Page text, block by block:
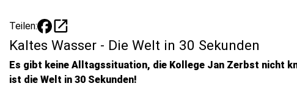
Teilen: open_in_new
Kaltes Wasser - Die Welt in 30 Sekunden
Es gibt keine Alltagssituation, die Kollege Jan Zerbst nicht
ist die Welt in 30 Sekunden!